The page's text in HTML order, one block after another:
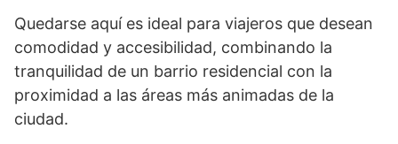
Quedarse aquí es ideal para viajeros que desean
comodidad y accesibilidad, combinando la
tranquilidad de un barrio residencial con la
proximidad a las áreas más animadas de la
ciudad.